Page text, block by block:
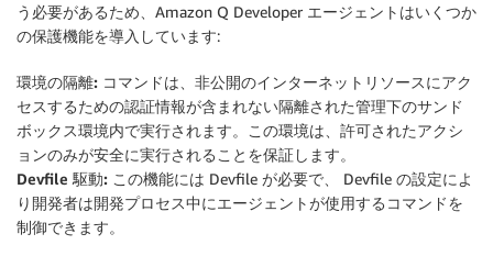
う必要があるため、Amazon Q Developer エージェントはいくつか
の保護機能を導入しています:
環境の隔離: コマンドは、非公開のインターネットリソースにアク
セスするための認証情報が含まれない隔離された管理下のサンド
ボックス環境内で実行されます。この環境は、許可されたアクシ
ョンのみが安全に実行されることを保証します。
Devfile 駆動: この機能には Devfile が必要で、 Devfile の設定によ
り開発者は開発プロセス中にエージェントが使用するコマンドを
制御できます。